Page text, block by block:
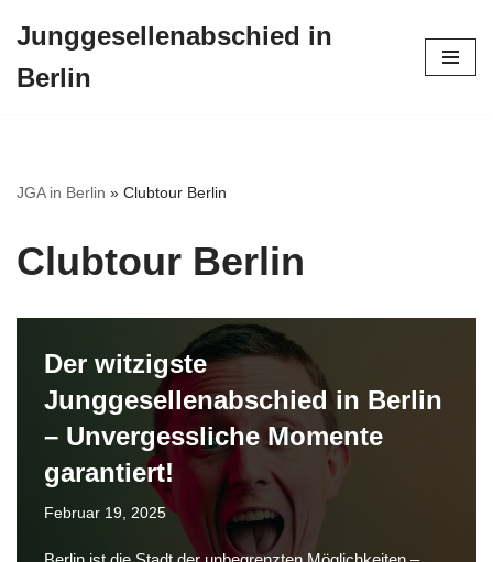
Inhalt
Junggesellenabschied in
Berlin
JGA in Berlin » Clubtour Berlin
Clubtour Berlin
Der witzigste
Junggesellenabschied in Berlin
– Unvergessliche Momente
garantiert!
Februar 19, 2025